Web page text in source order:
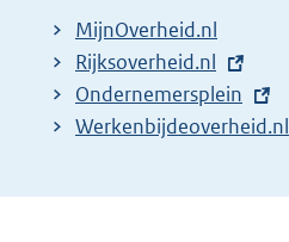
MijnOverheid.nl
E
x
t
r
Rijksoverheid.nl
E
x
e
Ondernemersplein
E
t
Werkenbijdeoverheid.nl